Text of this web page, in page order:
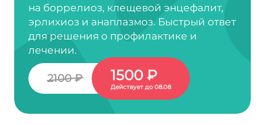
на боррелиоз, клещевой энцефалит,
эрлихиоз и анаплазмоз. Быстрый ответ
для решения о профилактике и
лечении.
2100 ₽ 1500 ₽
Действует до 08.08